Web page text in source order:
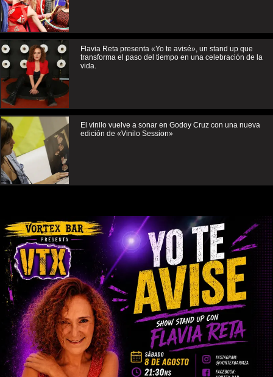
Flavia Reta presenta «Yo te avisé», un stand up que
transforma el paso del tiempo en una celebración de la
vida.
El vinilo vuelve a sonar en Godoy Cruz con una nueva
edición de «Vinilo Session»